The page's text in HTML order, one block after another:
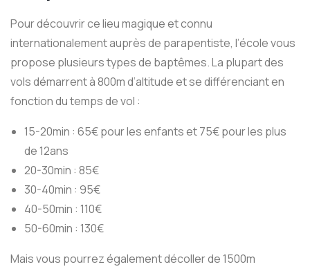
Pour découvrir ce lieu magique et connu
internationalement auprès de parapentiste, l’école vous
propose plusieurs types de baptêmes. La plupart des
vols démarrent à 800m d’altitude et se différenciant en
fonction du temps de vol :
15-20min : 65€ pour les enfants et 75€ pour les plus
de 12ans
20-30min : 85€
30-40min : 95€
40-50min : 110€
50-60min : 130€
Mais vous pourrez également décoller de 1500m